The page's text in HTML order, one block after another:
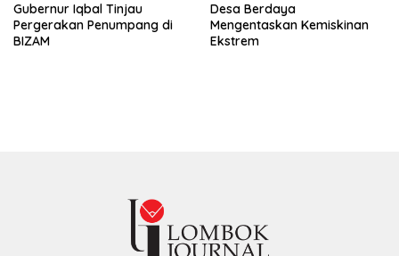
Gubernur Iqbal Tinjau
Pergerakan Penumpang di
BIZAM
Desa Berdaya
Mengentaskan Kemiskinan
Ekstrem